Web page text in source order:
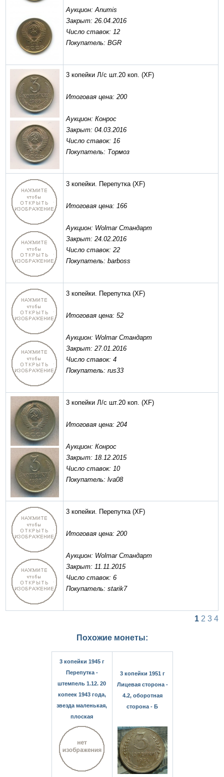
Аукцион: Anumis
Закрыт: 26.04.2016
Число ставок: 12
Покупатель: BGR
3 копейки Л/с шт.20 коп. (XF)
Итоговая цена: 200
Аукцион: Конрос
Закрыт: 04.03.2016
Число ставок: 16
Покупатель: Тормоз
3 копейки. Перепутка(XF)
Итоговая цена: 166
Аукцион: Wolmar Стандарт
Закрыт: 24.02.2016
Число ставок: 22
Покупатель: barboss
3 копейки. Перепутка(XF)
Итоговая цена: 52
Аукцион: Wolmar Стандарт
Закрыт: 27.01.2016
Число ставок: 4
Покупатель: rus33
3 копейки Л/с шт.20 коп. (XF)
Итоговая цена: 204
Аукцион: Конрос
Закрыт: 18.12.2015
Число ставок: 10
Покупатель: lva08
3 копейки. Перепутка(XF)
Итоговая цена: 200
Аукцион: Wolmar Стандарт
Закрыт: 11.11.2015
Число ставок: 6
Покупатель: starik7
1 2 3 4
Похожие монеты:
3 копейки 1945 г
Перепутка -
штемпель 1.12. 20
копеек 1943 года,
звезда маленькая,
плоская
3 копейки 1951 г
Лицевая сторона -
4.2, оборотная
сторона - Б